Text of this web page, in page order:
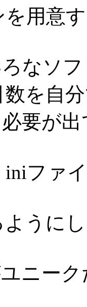
用意
なソ
を自
要が
iniファ
うに
ニー